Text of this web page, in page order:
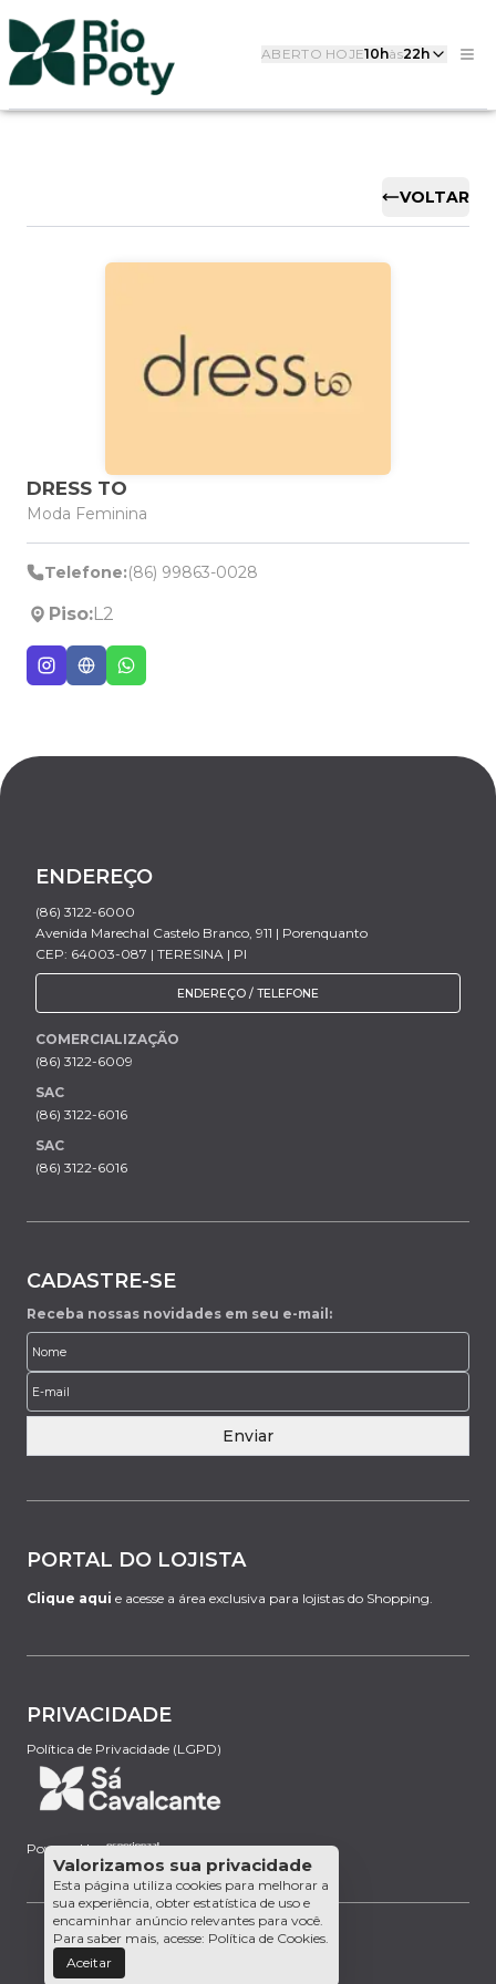
ABERTO HOJE10hàs22h
VOLTAR
DRESS TO
Moda Feminina
Telefone:(86) 99863-0028
Piso:L2
ENDEREÇO
(86) 3122-6000
Avenida Marechal Castelo Branco, 911 | Porenquanto
CEP: 64003-087 | TERESINA | PI
ENDEREÇO / TELEFONE
COMERCIALIZAÇÃO
(86) 3122-6009
SAC
(86) 3122-6016
SAC
(86) 3122-6016
CADASTRE-SE
Receba nossas novidades em seu e-mail:
Enviar
PORTAL DO LOJISTA
Clique aqui e acesse a área exclusiva para lojistas do Shopping.
PRIVACIDADE
Política de Privacidade (LGPD)
Powered by:
Valorizamos sua privacidade
Esta página utiliza cookies para melhorar a
sua experiência, obter estatística de uso e
encaminhar anúncio relevantes para você.
Para saber mais, acesse: Política de Cookies.
Aceitar